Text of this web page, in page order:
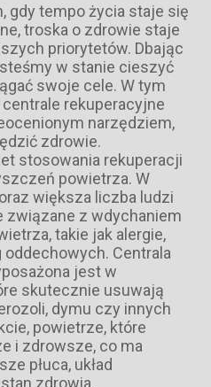
gdy tempo życia staje się
troska o zdrowie staje
priorytetów. Dbając
w stanie cieszyć
swoje cele. W tym
rekuperacyjne
narzędziem,
zdrowie.
stosowania rekuperacji
powietrza. W
większa liczba ludzi
związane z wdychaniem
takie jak alergie,
Centrala
jest w
skutecznie usuwają
dymu czy innych
powietrze, które
i zdrowsze, co ma
płuca, układ
zdrowia.